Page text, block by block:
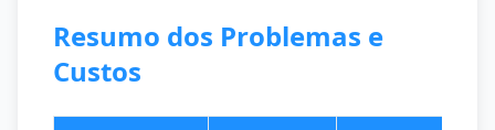
Resumo dos Problemas e
Custos